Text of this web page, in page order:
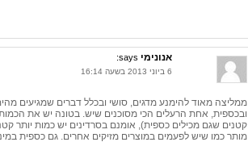
אנונימי says:
6 ביוני 2013 בשעה 16:14
ממליצה מאוד להימנע מדגים, סושי ובכלל דברים שמגיעים
ובכספית, אחת הרעלים הכי מסוכנים שיש. בטונה יש את הכמות
קטנים שגם מכילים כספית), אומנם בסרדינים יש כמות יותר
מותר כמו שיש לפעמים במוצרים מזיקים אחרים. גם כספית